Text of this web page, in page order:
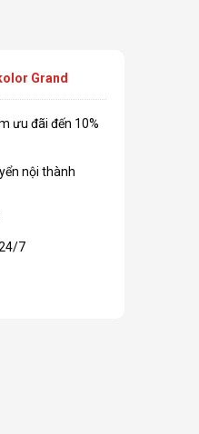
Grand
ưu đãi đến 10%
nội thành
7